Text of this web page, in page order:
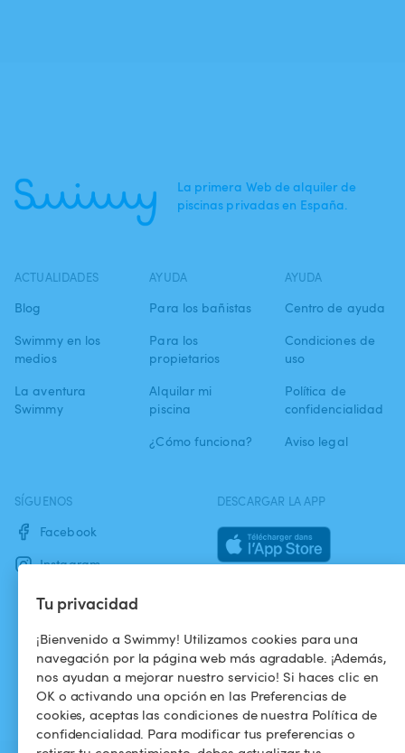
Tu privacidad
¡Bienvenido a Swimmy! Utilizamos cookies para una
navegación por la página web más agradable. ¡Además,
nos ayudan a mejorar nuestro servicio! Si haces clic en
OK o activando una opción en las Preferencias de
cookies, aceptas las condiciones de nuestra Política de
confidencialidad. Para modificar tus preferencias o
La primera Web de alquiler de
piscinas privadas en España.
ACTUALIDADES
Blog
Swimmy en los
medios
La aventura
Swimmy
AYUDA
Para los bañistas
Para los
propietarios
Alquilar mi
piscina
¿Cómo funciona?
AYUDA
Centro de ayuda
Condiciones de
uso
Política de
confidencialidad
Aviso legal
SÍGUENOS
Facebook
Instagram
DESCARGAR LA APP